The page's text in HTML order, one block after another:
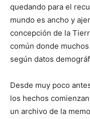
quedando para el
mundo es ancho y
concepción de la
común donde
según datos
Desde muy poco
los hechos
un archivo de la